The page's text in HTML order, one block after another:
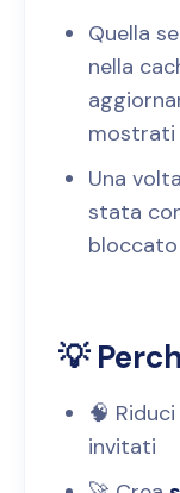
Quella
nella
mostrati
Una
stata
💡
🧠 Riduci
invitati